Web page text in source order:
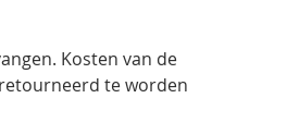
Kosten van de
te worden